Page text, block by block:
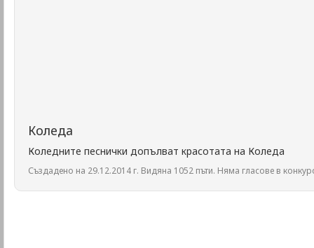
Коледа
Коледните песнички допълват красотата на Коледа
Създадено на 29.12.2014 г. Видяна 1052 пъти. Няма гласове в